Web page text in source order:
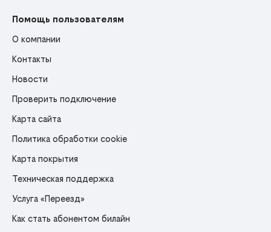
Помощь пользователям
О компании
Контакты
Новости
Проверить подключение
Карта сайта
Политика обработки cookie
Карта покрытия
Техническая поддержка
Услуга «Переезд»
Как стать абонентом билайн